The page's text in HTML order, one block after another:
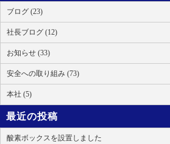
ブログ (23)
社長ブログ (12)
お知らせ (33)
安全への取り組み (73)
本社 (5)
最近の投稿
酸素ボックスを設置しました